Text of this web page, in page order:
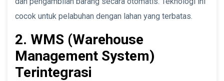
cocok untuk pelabuhan dengan lahan yang terbatas.
2. WMS (Warehouse
Management System)
Terintegrasi